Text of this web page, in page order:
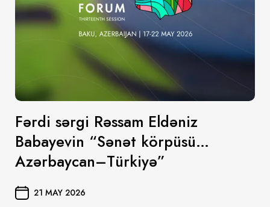
Fərdi sərgi Rəssam Eldəniz
Babayevin “Sənət körpüsü…
Azərbaycan–Türkiyə”
21 MAY 2026